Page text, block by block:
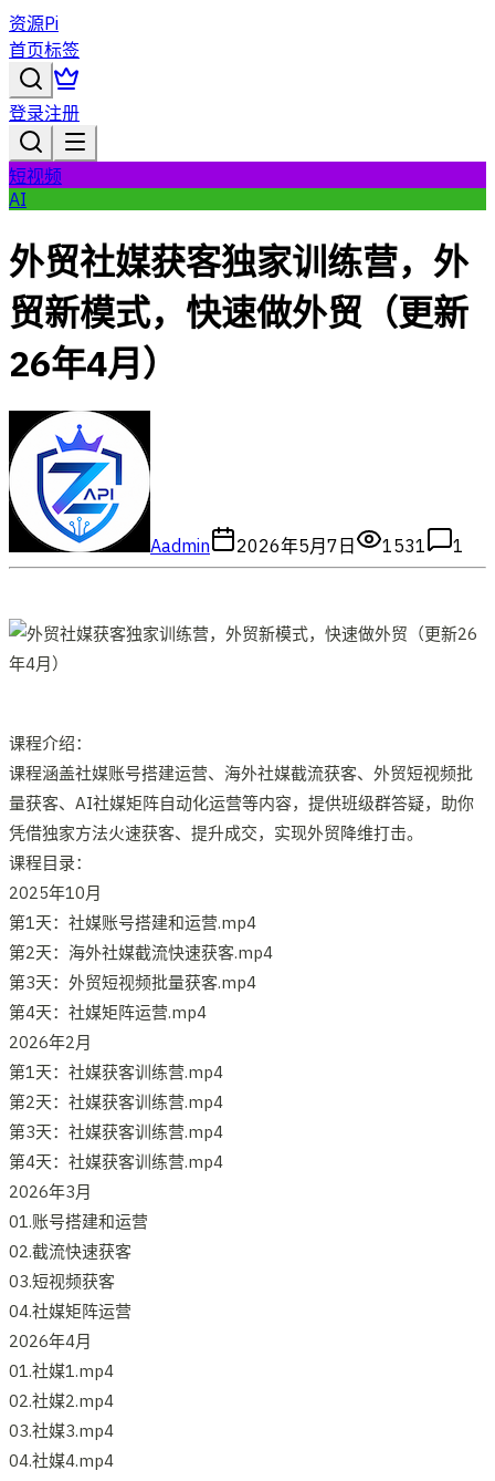
资源Pi
首页标签
登录注册
短视频
AI
外贸社媒获客独家训练营，外
贸新模式，快速做外贸（更新
26年4月）
Aadmin 2026年5月7日 1531 1
课程介绍：
课程涵盖社媒账号搭建运营、海外社媒截流获客、外贸短视频批
量获客、AI社媒矩阵自动化运营等内容，提供班级群答疑，助你
凭借独家方法火速获客、提升成交，实现外贸降维打击。
课程目录：
2025年10月
第1天：社媒账号搭建和运营.mp4
第2天：海外社媒截流快速获客.mp4
第3天：外贸短视频批量获客.mp4
第4天：社媒矩阵运营.mp4
2026年2月
第1天：社媒获客训练营.mp4
第2天：社媒获客训练营.mp4
第3天：社媒获客训练营.mp4
第4天：社媒获客训练营.mp4
2026年3月
01.账号搭建和运营
02.截流快速获客
03.短视频获客
04.社媒矩阵运营
2026年4月
01.社媒1.mp4
02.社媒2.mp4
03.社媒3.mp4
04.社媒4.mp4